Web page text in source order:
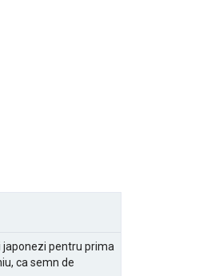
japonezi pentru prima
ca semn de